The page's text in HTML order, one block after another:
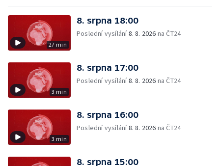
27 min
8. srpna 18:00
Poslední vysílání8. 8. 2026 na ČT24
3 min
8. srpna 17:00
Poslední vysílání8. 8. 2026 na ČT24
3 min
8. srpna 16:00
Poslední vysílání8. 8. 2026 na ČT24
8. srpna 15:00